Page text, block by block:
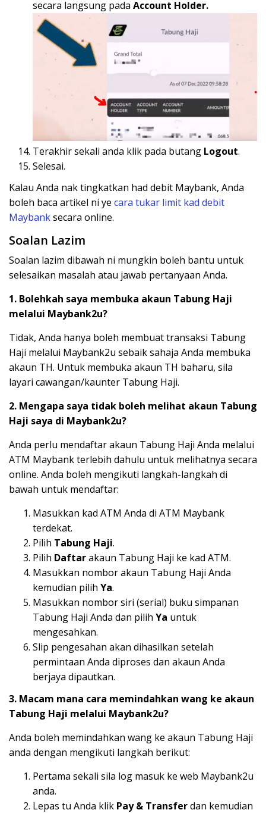
secara langsung pada Account Holder.
Terakhir sekali anda klik pada butang Logout.
Selesai.
Kalau Anda nak tingkatkan had debit Maybank, Anda
boleh baca artikel ni ye cara tukar limit kad debit
Maybanksecara online.
Soalan Lazim
Soalan lazim dibawah ni mungkin boleh bantu untuk
selesaikan masalah atau jawab pertanyaan Anda.
1. Bolehkah saya membuka akaun Tabung Haji
melalui Maybank2u?
Tidak, Anda hanya boleh membuat transaksi Tabung
Haji melalui Maybank2u sebaik sahaja Anda membuka
akaun TH. Untuk membuka akaun TH baharu, sila
layari cawangan/kaunter Tabung Haji.
2. Mengapa saya tidak boleh melihat akaun Tabung
Haji saya di Maybank2u?
Anda perlu mendaftar akaun Tabung Haji Anda melalui
ATM Maybank terlebih dahulu untuk melihatnya secara
online. Anda boleh mengikuti langkah-langkah di
bawah untuk mendaftar:
Masukkan kad ATM Anda di ATM Maybank
terdekat.
Pilih Tabung Haji.
Pilih Daftarakaun Tabung Haji ke kad ATM.
Masukkan nombor akaun Tabung Haji Anda
kemudian pilih Ya.
Masukkan nombor siri (serial) buku simpanan
Tabung Haji Anda dan pilih Ya untuk
mengesahkan.
Slip pengesahan akan dihasilkan setelah
permintaan Anda diproses dan akaun Anda
berjaya dipautkan.
3. Macam mana cara memindahkan wang ke akaun
Tabung Haji melalui Maybank2u?
Anda boleh memindahkan wang ke akaun Tabung Haji
anda dengan mengikuti langkah berikut:
Pertama sekali sila log masuk ke web Maybank2u
anda.
Lepas tu Anda klik Pay & Transferdan kemudian